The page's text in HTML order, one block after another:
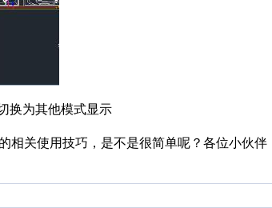
换为其他模式显示
相关使用技巧，是不是很简单呢？各位小伙伴